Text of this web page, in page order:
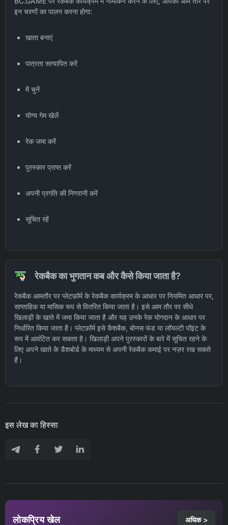
इन चरणों का पालन करना होगा:
खाता बनाएं
पात्रता सत्यापित करें
में चुनें
योग्य गेम खेलें
रेक जमा करें
पुरस्कार प्राप्त करें
अपनी प्रगति की निगरानी करें
सूचित रहें
रेकबैक का भुगतान कब और कैसे किया जाता है?
रेकबैक आमतौर पर प्लेटफ़ॉर्म के रेकबैक कार्यक्रम के आधार पर नियमित आधार पर,
साप्ताहिक या मासिक रूप से वितरित किया जाता है। इसे आम तौर पर सीधे
खिलाड़ी के खाते में जमा किया जाता है और यह उनके रेक योगदान के आधार पर
निर्धारित किया जाता है। प्लेटफ़ॉर्म इसे कैशबैक, बोनस फंड या लॉयल्टी पॉइंट के
रूप में आवंटित कर सकता है। खिलाड़ी अपने पुरस्कारों के बारे में सूचित रहने के
लिए अपने खाते के डैशबोर्ड के माध्यम से अपनी रेकबैक कमाई पर नज़र रख सकते
हैं।
इस लेख का हिस्सा
लोकप्रिय खेल अधिक >